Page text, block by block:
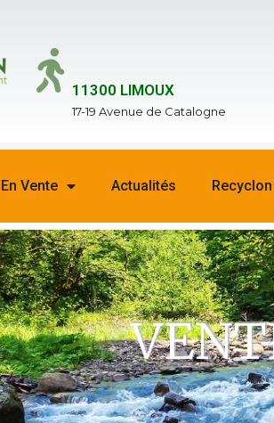
11300 LIMOUX
17-19 Avenue de Catalogne
En Vente Actualités Recyclon